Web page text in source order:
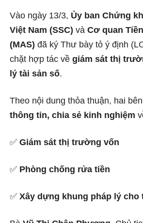
Vào ngày 13/3, Ủy ban Chứng
Việt Nam (SSC) và Cơ quan
(MAS) đã ký Thư bày tỏ ý định
chặt hợp tác về giám sát thị
lý tài sản số.
Theo nội dung thỏa thuận, hai
thông tin, chia sẻ kinh nghiệm
✅ Giám sát thị trường vốn
✅ Phòng chống rửa tiền
✅ Xây dựng khung pháp lý cho